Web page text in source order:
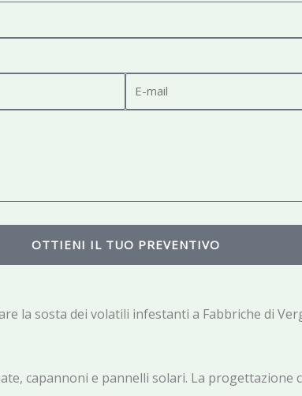
-
OTTIENI IL TUO PREVENTIVO
la sosta dei volatili infestanti a Fabbriche di
capannoni e pannelli solari. La